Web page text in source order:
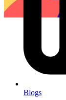
Blogs